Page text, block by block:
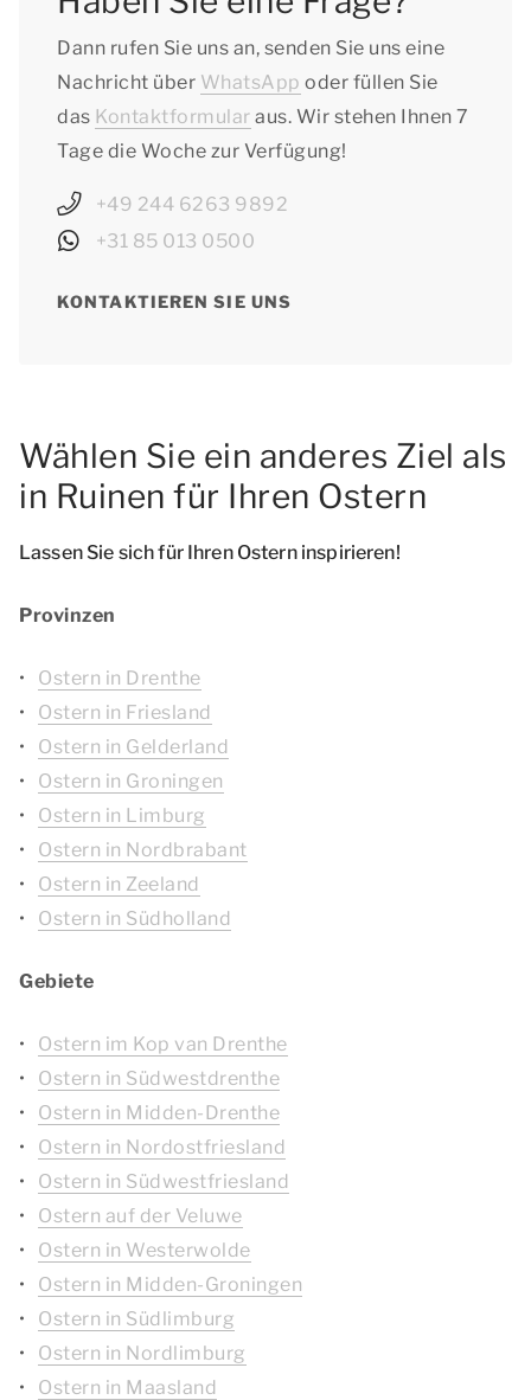
Dann rufen Sie uns an, senden Sie uns eine
Nachricht über WhatsApp oder füllen Sie
das Kontaktformular aus. Wir stehen Ihnen 7
Tage die Woche zur Verfügung!
+49 244 6263 9892
+31 85 013 0500
KONTAKTIEREN SIE UNS
Wählen Sie ein anderes Ziel als
in Ruinen für Ihren Ostern
Lassen Sie sich für Ihren Ostern inspirieren!
Provinzen
Ostern in Drenthe
Ostern in Friesland
Ostern in Gelderland
Ostern in Groningen
Ostern in Limburg
Ostern in Nordbrabant
Ostern in Zeeland
Ostern in Südholland
Gebiete
Ostern im Kop van Drenthe
Ostern in Südwestdrenthe
Ostern in Midden-Drenthe
Ostern in Nordostfriesland
Ostern in Südwestfriesland
Ostern auf der Veluwe
Ostern in Westerwolde
Ostern in Midden-Groningen
Ostern in Südlimburg
Ostern in Nordlimburg
Ostern in Maasland